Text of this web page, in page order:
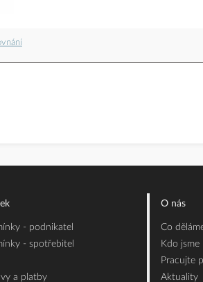
- podnikatel
- spotřebitel
a platby
O nás
Co
Kdo jsme
Pracujte
Aktuality